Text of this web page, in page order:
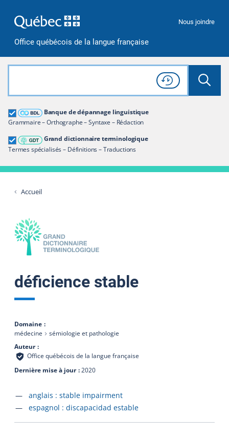
Office québécois de la langue française
Nous joindre
Rechercher dans tout le site
Lancer
Consulter l'
Historique
de recherche
Banque de dépannage linguistique
Grammaire – Orthographe – Syntaxe – Rédaction
Grand dictionnaire terminologique
Termes spécialisés – Définitions – Traductions
Grand dictionnaire terminologique
Restreindre aux termes
Accueil
déficience stable
Domaine
médecine
sémiologie et pathologie
Auteur
Office québécois de la langue française
Dernière mise à jour 2020
Accéder à la fiche en
anglais : stable impairment
Accéder à la fiche en
espagnol : discapacidad estable